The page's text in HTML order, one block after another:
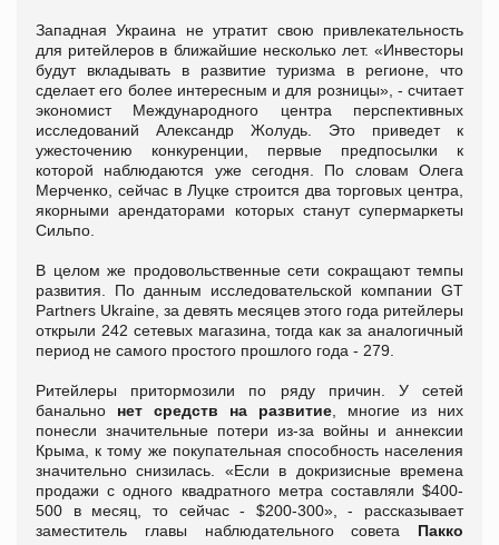
Западная Украина не утратит свою привлекательность
для ритейлеров в ближайшие несколько лет. «Инвесторы
будут вкладывать в развитие туризма в регионе, что
сделает его более интересным и для розницы», - считает
экономист Международного центра перспективных
исследований Александр Жолудь. Это приведет к
ужесточению конкуренции, первые предпосылки к
которой наблюдаются уже сегодня. По словам Олега
Мерченко, сейчас в Луцке строится два торговых центра,
якорными арендаторами которых станут супермаркеты
Сильпо.
В целом же продовольственные сети сокращают темпы
развития. По данным исследовательской компании GT
Partners Ukraine, за девять месяцев этого года ритейлеры
открыли 242 сетевых магазина, тогда как за аналогичный
период не самого простого прошлого года - 279.
Ритейлеры притормозили по ряду причин. У сетей
банально нет средств на развитие , многие из них
понесли значительные потери из-за войны и аннексии
Крыма, к тому же покупательная способность населения
значительно снизилась. «Если в докризисные времена
продажи с одного квадратного метра составляли $400-
500 в месяц, то сейчас - $200-300», - рассказывает
заместитель главы наблюдательного совета Пакко